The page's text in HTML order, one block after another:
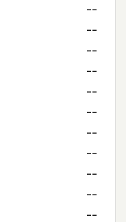
--
--
--
--
--
--
--
--
--
--
--